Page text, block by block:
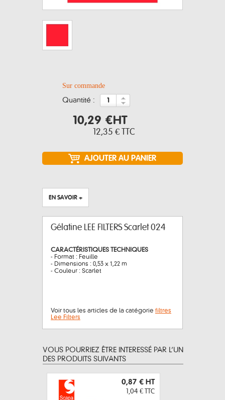
Sur commande
quantité :
10,29 €HT
12,35 € TTC
EN SAVOIR +
Gélatine LEE FILTERS Scarlet 024
CARACTÉRISTIQUES TECHNIQUES
- Format : Feuille
- Dimensions : 0,53 x 1,22 m
- Couleur : Scarlet
Voir tous les articles de la catégorie filtres
Lee Filters
VOUS POURRIEZ ÊTRE INTERESSÉ PAR L’UN
DES PRODUITS SUIVANTS
0,87 € HT
1,04 € TTC